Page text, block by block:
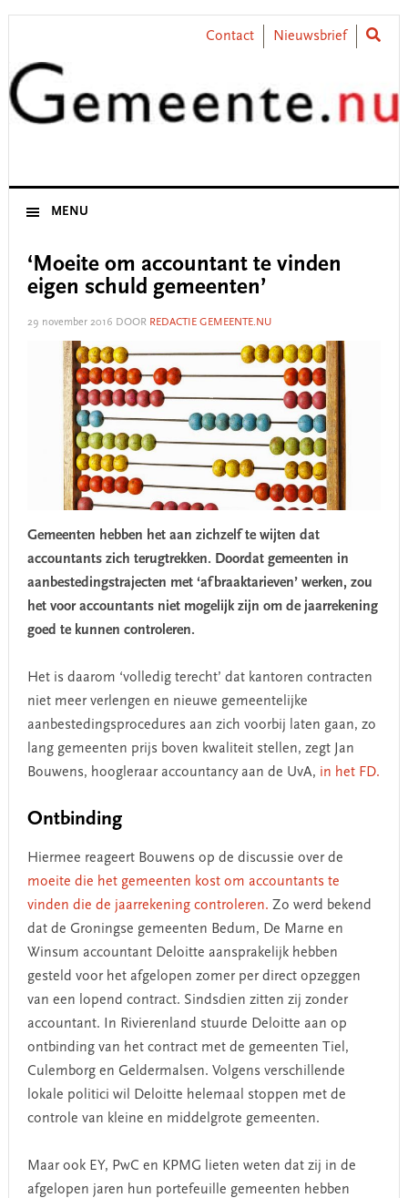
Skip
primary
navigation
Skip
content
Skip
primary
sidebar
Skip
footer
Contact Nieuwsbrief
MENU
‘Moeite om accountant te vinden
eigen schuld gemeenten’
29 november 2016 DOOR REDACTIE GEMEENTE.NU
Gemeenten hebben het aan zichzelf te wijten dat
accountants zich terugtrekken. Doordat gemeenten in
aanbestedingstrajecten met ‘afbraaktarieven’ werken, zou
het voor accountants niet mogelijk zijn om de jaarrekening
goed te kunnen controleren.
Het is daarom ‘volledig terecht’ dat kantoren contracten
niet meer verlengen en nieuwe gemeentelijke
aanbestedingsprocedures aan zich voorbij laten gaan, zo
lang gemeenten prijs boven kwaliteit stellen, zegt Jan
Bouwens, hoogleraar accountancy aan de UvA, in het FD.
Ontbinding
Hiermee reageert Bouwens op de discussie over de
moeite die het gemeenten kost om accountants te
vinden die de jaarrekening controleren. Zo werd bekend
dat de Groningse gemeenten Bedum, De Marne en
Winsum accountant Deloitte aansprakelijk hebben
gesteld voor het afgelopen zomer per direct opzeggen
van een lopend contract. Sindsdien zitten zij zonder
accountant. In Rivierenland stuurde Deloitte aan op
ontbinding van het contract met de gemeenten Tiel,
Culemborg en Geldermalsen. Volgens verschillende
lokale politici wil Deloitte helemaal stoppen met de
controle van kleine en middelgrote gemeenten.
Maar ook EY, PwC en KPMG lieten weten dat zij in de
afgelopen jaren hun portefeuille gemeenten hebben